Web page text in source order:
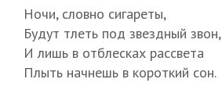
Ночи, словно сигареты,
Будут тлеть под звездный звон,
И лишь в отблесках рассвета
Плыть начнешь в короткий сон.